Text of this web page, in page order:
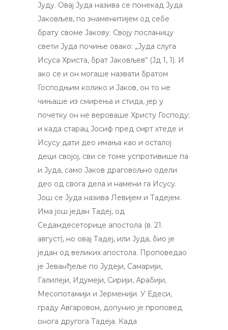
Јуду. Овај Јуда назива се понекад Јуда
Јаковљев, по знаменитијем од себе
брату своме Јакову. Своју посланицу
свети Јуда почиње овако: „Јуда слуга
Исуса Христа, брат Јаковљев“ (Јд 1, 1). И
ако се и он могаше назвати братом
Господњим колико и Јаков, он то не
чињаше из смирења и стида, јер у
почетку он не вероваше Христу Господу;
и када старац Јосиф пред смрт хтеде и
Исусу дати део имања као и осталој
деци својој, сви се томе успротивише па
и Јуда, само Јаков драговољно одели
део од свога дела и намени га Исусу.
Још се Јуда назива Левијем и Тадејем.
Има још један Тадеј, од
Седамдесеторице апостола (в. 21.
август), но овај Тадеј, или Јуда, био је
један од великих апостола. Проповедао
је Јеванђеље по Јудеји, Самарији,
Галилеји, Идумеји, Сирији, Арабији,
Месопотамији и Јерменији. У Едеси,
граду Авгаровом, допунио је проповед
онога другога Тадеја. Када